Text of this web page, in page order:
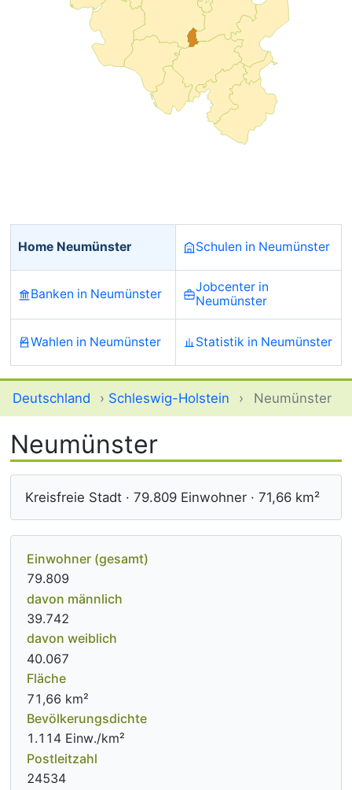
Home Neumünster Schulen in Neumünster
Banken in Neumünster
Jobcenter in
Neumünster
Wahlen in Neumünster Statistik in Neumünster
Deutschland › Schleswig-Holstein › Neumünster
Neumünster
Kreisfreie Stadt · 79.809 Einwohner · 71,66 km²
Einwohner (gesamt)
79.809
davon männlich
39.742
davon weiblich
40.067
Fläche
71,66 km²
Bevölkerungsdichte
1.114 Einw./km²
Postleitzahl
24534